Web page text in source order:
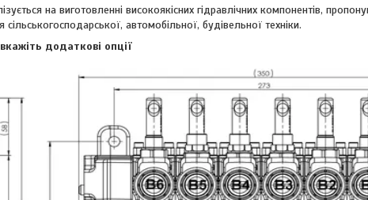
на виготовленні високоякісних гідравлічних компонентів,
автомобільної, будівельної техніки.
додаткові опції